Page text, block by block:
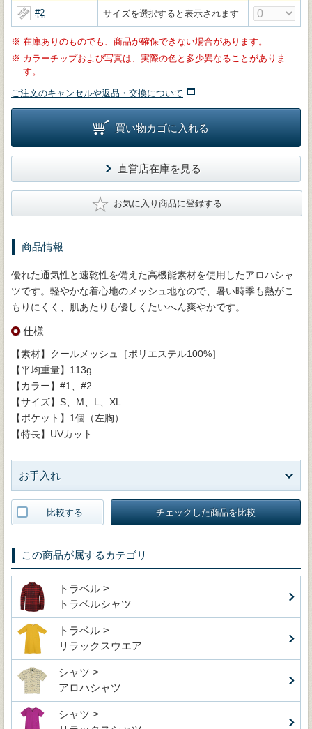
#2 サイズを選択すると表示されます
※ 在庫ありのものでも、商品が確保できない場合があります。
※ カラーチップおよび写真は、実際の色と多少異なることがありま
す。
ご注文のキャンセルや返品・交換について
買い物カゴに入れる
直営店在庫を見る
★ お気に入り商品に登録する
商品情報
優れた通気性と速乾性を備えた高機能素材を使用したアロハシャ
ツです。軽やかな着心地のメッシュ地なので、暑い時季も熱がこ
もりにくく、肌あたりも優しくたいへん爽やかです。
仕様
【素材】クールメッシュ［ポリエステル100%］
【平均重量】113g
【カラー】#1、#2
【サイズ】S、M、L、XL
【ポケット】1個（左胸）
【特長】UVカット
お手入れ
比較する チェックした商品を比較
この商品が属するカテゴリ
トラベル >
トラベルシャツ
トラベル >
リラックスウエア
シャツ >
アロハシャツ
シャツ >